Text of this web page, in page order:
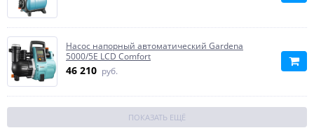
Насос напорный автоматический Gardena
5000/5E LCD Comfort
46 210 руб.
ПОКАЗАТЬ ЕЩЁ